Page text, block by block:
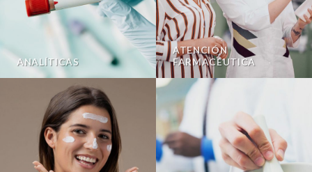
ANALÍTICAS
ATENCIÓN
FARMACÉUTICA